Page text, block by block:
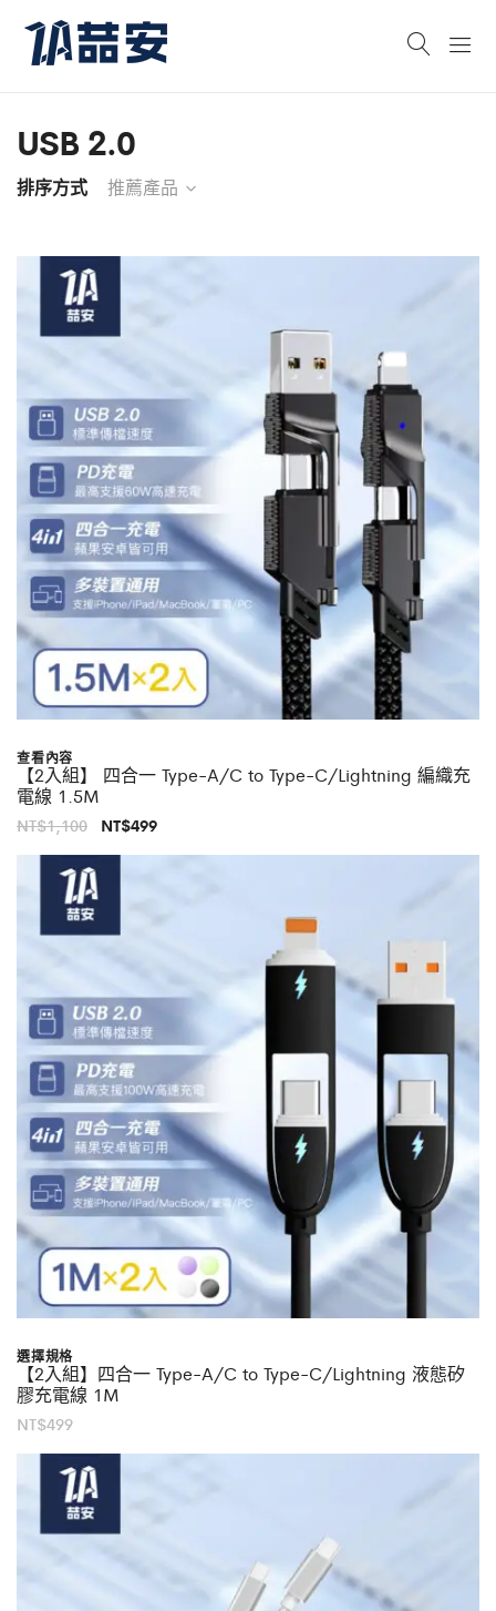
USB 2.0
排序方式 推薦產品
查看內容
【2入組】 四合一 Type-A/C to Type-C/Lightning 編織充
電線 1.5M
NT$1,100 原
價
格：
NT$1,100。
NT$499目
價
選擇規格
【2入組】四合一 Type-A/C to Type-C/Lightning 液態矽
膠充電線 1M
NT$499